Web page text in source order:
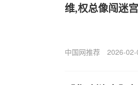
维,权总像闯迷
中国网推荐 2026-02-